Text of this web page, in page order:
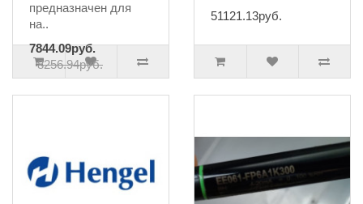
предназначен для
на..
7844.09руб.
8256.94руб.
51121.13руб.